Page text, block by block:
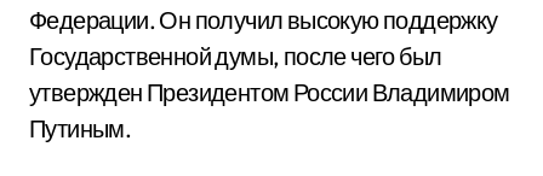
Федерации. Он получил высокую поддержку
Государственной думы, после чего был
утвержден Президентом России Владимиром
Путиным.